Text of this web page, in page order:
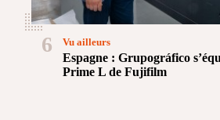
6
Espagne : Grupográfico
Prime L de Fujifilm
Vu ailleurs